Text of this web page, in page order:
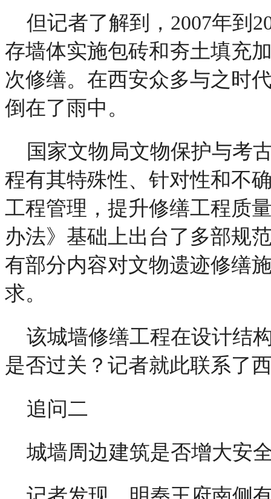
但记者了解到，2007年到
存墙体实施包砖和夯土填充
次修缮。在西安众多与之时
倒在了雨中。
国家文物局文物保护与考
程有其特殊性、针对性和不
工程管理，提升修缮工程质
办法》基础上出台了多部规
有部分内容对文物遗迹修缮
求。
该城墙修缮工程在设计结
是否过关？记者就此联系了
追问二
城墙周边建筑是否增大安